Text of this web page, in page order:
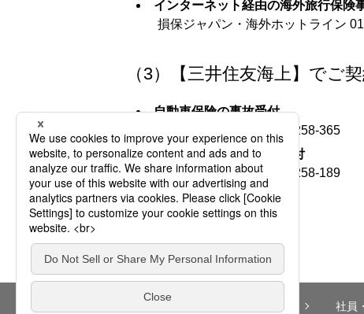
インターネット経由の海外旅行保険
損保ジャパン・海外ホットライン
（3）【三井住友海上】でご
自動車保険の事故受付
事故受付センター 0120-258-365
自動車保険以外の事故受付
事故受付センター 0120-258-189
社員